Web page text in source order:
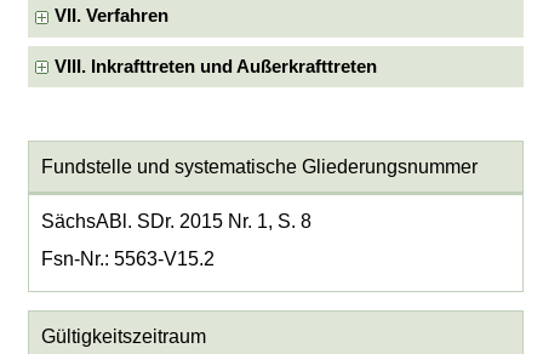
VII. Verfahren
VIII. Inkrafttreten und Außerkrafttreten
Fundstelle und systematische Gliederungsnummer
SächsABl. SDr. 2015 Nr. 1, S. 8
Fsn-Nr.: 5563-V15.2
Gültigkeitszeitraum